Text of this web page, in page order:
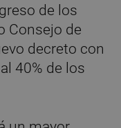
de los
Consejo de
decreto con
40% de los